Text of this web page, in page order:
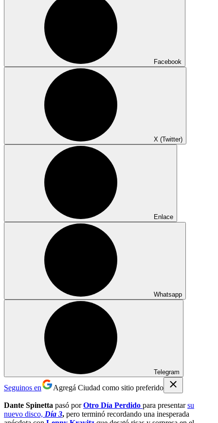
Facebook
X (Twitter)
Enlace
Whatsapp
Telegram
Seguinos en Agregá Ciudad como sitio preferido
Dante Spinetta pasó por Otro Día Perdido para presentarsu
nuevo disco, Día 3, pero terminó recordando una inesperada